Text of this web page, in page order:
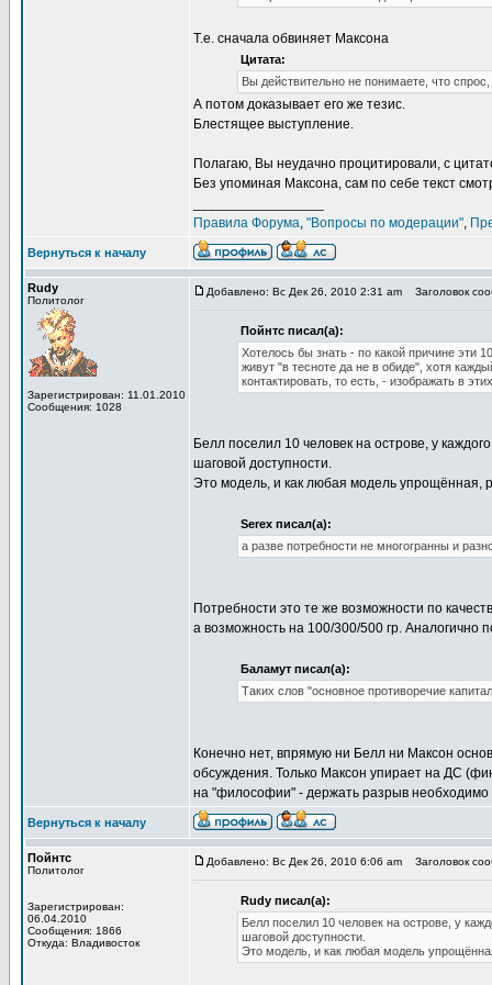
Т.е. сначала обвиняет Максона
Цитата:
Вы действительно не понимаете, что
А потом доказывает его же тезис.
Блестящее выступление.
Полагаю, Вы неудачно процитировали, с
Без упоминая Максона, сам по себе текст
Правила Форума, "Вопросы по модерации",
Вернуться к началу
Rudy
Политолог
Зарегистрирован: 11.01.2010
Сообщения: 1028
Добавлено: Вс Дек 26, 2010 2:31 am Заголовок
Пойнтс писал(а):
Хотелось бы знать - по какой причине эти
живут "в тесноте да не в обиде", хотя
контактировать, то есть, - изображать в
Белл поселил 10 человек на острове, у
шаговой доступности.
Это модель, и как любая модель упрощённая,
Serex писал(а):
а разве потребности не многогранны и
Потребности это те же возможности по
а возможность на 100/300/500 гр. Аналогично
Баламут писал(а):
Таких слов "основное противоречие
Конечно нет, впрямую ни Белл ни Максон
обсуждения. Только Максон упирает на ДС
на "философии" - держать разрыв необходимо
Вернуться к началу
Пойнтс
Политолог
Зарегистрирован:
06.04.2010
Сообщения: 1866
Откуда: Владивосток
Добавлено: Вс Дек 26, 2010 6:06 am Заголовок
Rudy писал(а):
Белл поселил 10 человек на острове, у
шаговой доступности.
Это модель, и как любая модель